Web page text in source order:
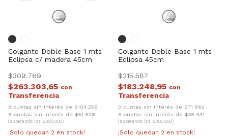
Colgante Doble Base 1 mts
Eclipsa c/ madera 45cm
$309.769
$263.303,65 con
3 cuotas sin interés de $103.256
6 cuotas sin interés de $51.628
(superando los $300.000)
¡Solo quedan 2 en stock!
Colgante Doble Base 1 mts
Eclipsa 45cm
$215.587
$183.248,95 con
3 cuotas sin interés de $71.862
6 cuotas sin interés de $35.931
(superando los $300.000)
¡Solo quedan 2 en stock!